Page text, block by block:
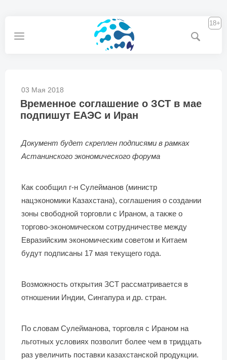
18+
03 Мая 2018
Временное соглашение о ЗСТ в мае
подпишут ЕАЭС и Иран
Документ будет скреплен подписями в рамках
Астанинского экономического форума
Как сообщил г-н Сулейманов (министр
нацэкономики Казахстана), соглашения о создании
зоны свободной торговли с Ираном, а также о
торгово-экономическом сотрудничестве между
Евразийским экономическим советом и Китаем
будут подписаны 17 мая текущего года.
Возможность открытия ЗСТ рассматривается в
отношении Индии, Сингапура и др. стран.
По словам Сулейманова, торговля с Ираном на
льготных условиях позволит более чем в тридцать
раз увеличить поставки казахстанской продукции.